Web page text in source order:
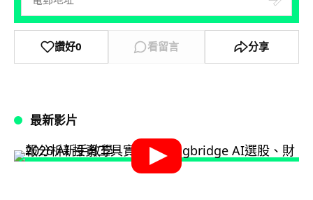
讚好0 看留言 分享
最新影片